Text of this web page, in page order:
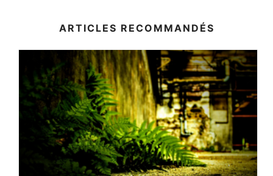
ARTICLES RECOMMANDÉS